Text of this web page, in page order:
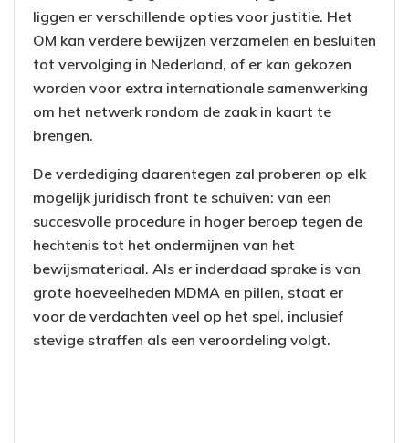
liggen er verschillende opties voor justitie. Het
OM kan verdere bewijzen verzamelen en besluiten
tot vervolging in Nederland, of er kan gekozen
worden voor extra internationale samenwerking
om het netwerk rondom de zaak in kaart te
brengen.
De verdediging daarentegen zal proberen op elk
mogelijk juridisch front te schuiven: van een
succesvolle procedure in hoger beroep tegen de
hechtenis tot het ondermijnen van het
bewijsmateriaal. Als er inderdaad sprake is van
grote hoeveelheden MDMA en pillen, staat er
voor de verdachten veel op het spel, inclusief
stevige straffen als een veroordeling volgt.